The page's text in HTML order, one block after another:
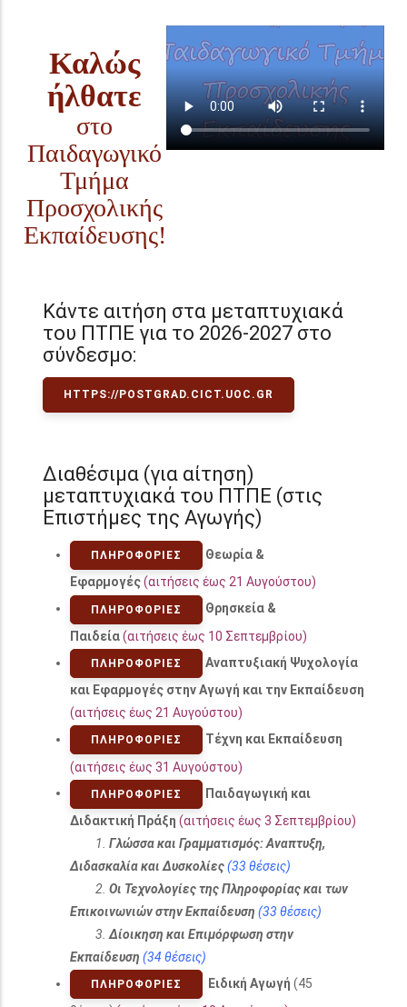
Καλώς
ήλθατε
στο
Παιδαγωγικό
Τμήμα
Προσχολικής
Εκπαίδευσης!
Κάντε αιτήση στα μεταπτυχιακά
του ΠΤΠΕ για το 2026-2027 στο
σύνδεσμο:
HTTPS://POSTGRAD.CICT.UOC.GR
Διαθέσιμα (για αίτηση)
μεταπτυχιακά του ΠΤΠΕ (στις
Επιστήμες της Αγωγής)
ΠΛΗΡΟΦΟΡΊΕΣ
Θεωρία &
Εφαρμογές(αιτήσεις έως 21 Αυγούστου)
ΠΛΗΡΟΦΟΡΊΕΣ
Θρησκεία &
Παιδεία(αιτήσεις έως 10 Σεπτεμβρίου)
ΠΛΗΡΟΦΟΡΊΕΣ
Αναπτυξιακή Ψυχολογία
και Εφαρμογές στην Αγωγή και την Εκπαίδευση
(αιτήσεις έως 21 Αυγούστου)
ΠΛΗΡΟΦΟΡΊΕΣ
Τέχνη και Εκπαίδευση
(αιτήσεις έως 31 Αυγούστου)
ΠΛΗΡΟΦΟΡΊΕΣ
Παιδαγωγική και
Διδακτική Πράξη (αιτήσεις έως 3 Σεπτεμβρίου)
1. Γλώσσα και Γραμματισμός: Αναπτυξη,
Διδασκαλία και Δυσκολίες(33 θέσεις)
2. Οι Τεχνολογίες της Πληροφορίας και των
Επικοινωνιών στην Εκπαίδευση (33 θέσεις)
3. Δίοικηση και Επιμόρφωση στην
Εκπαίδευση (34 θέσεις)
ΠΛΗΡΟΦΟΡΊΕΣ Ειδική Αγωγή (45